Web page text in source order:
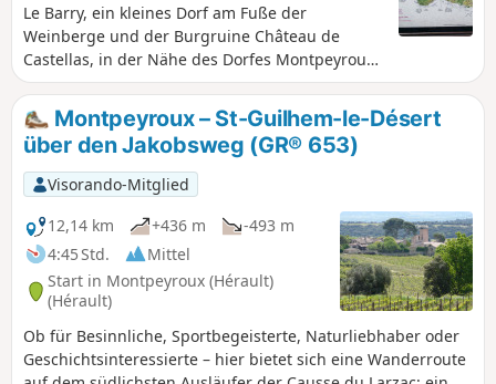
Le Barry, ein kleines Dorf am Fuße der
Weinberge und der Burgruine Château de
Castellas, in der Nähe des Dorfes Montpeyroux,
bietet Zugang zu den Wanderwegen und führt
durch angestammtes Land, Weinberge und die
Schafweide La Font du Griffe, um denGR® 74 in
Richtung des mythischen Mont Saint-Baudille
zu erreichen. Von diesem Ort aus erstreckt sich
der Ausblick über alle umliegenden Berge und
Ebenen. Abstieg über den Pioch Farrio, den
Joncas und La Croix de Fer.
Montpeyroux – St-Guilhem-le-Désert
über den Jakobsweg (GR® 653)
Visorando-Mitglied
12,14 km
+436 m
-493 m
4:45 Std.
Mittel
Start in Montpeyroux (Hérault)
(Hérault)
Ob für Besinnliche, Sportbegeisterte, Naturliebhaber oder
Geschichtsinteressierte – hier bietet sich eine Wanderroute